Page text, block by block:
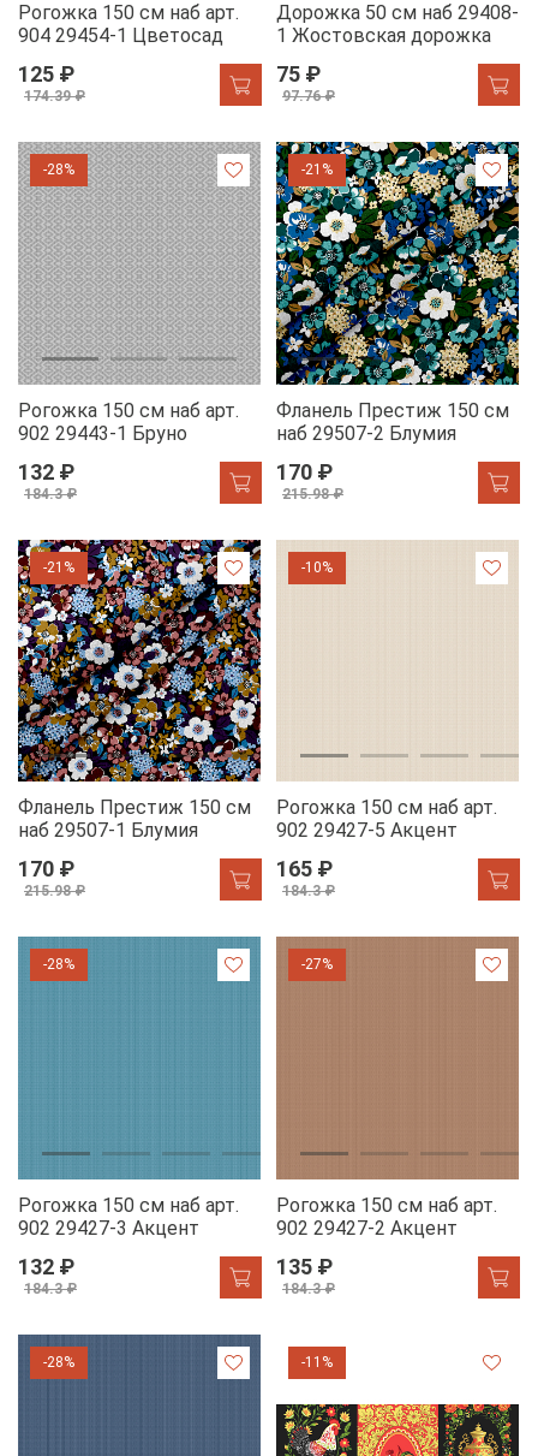
Рогожка 150 см наб арт.
904 29454-1 Цветосад
125 ₽
174.39 ₽
Дорожка 50 см наб 29408-
1 Жостовская дорожка
75 ₽
97.76 ₽
-28%
Рогожка 150 см наб арт.
902 29443-1 Бруно
132 ₽
184.3 ₽
-21%
Фланель Престиж 150 см
наб 29507-2 Блумия
170 ₽
215.98 ₽
-21%
Фланель Престиж 150 см
наб 29507-1 Блумия
170 ₽
215.98 ₽
-10%
Рогожка 150 см наб арт.
902 29427-5 Акцент
165 ₽
184.3 ₽
-28%
Рогожка 150 см наб арт.
902 29427-3 Акцент
132 ₽
184.3 ₽
-27%
Рогожка 150 см наб арт.
902 29427-2 Акцент
135 ₽
184.3 ₽
-28% -11%